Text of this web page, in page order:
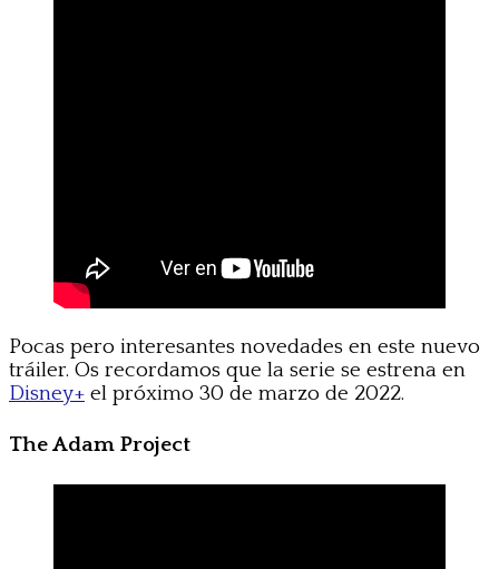
Pocas pero interesantes novedades en este nuevo
tráiler. Os recordamos que la serie se estrena en
Disney+ el próximo 30 de marzo de 2022.
The Adam Project